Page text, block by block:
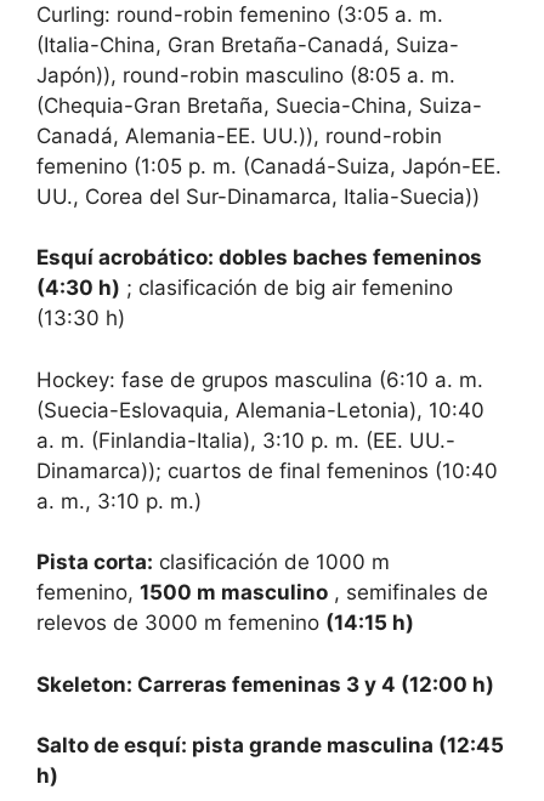
Curling: round-robin femenino (3:05 a. m.
(Italia-China, Gran Bretaña-Canadá, Suiza-
Japón)), round-robin masculino (8:05 a. m.
(Chequia-Gran Bretaña, Suecia-China, Suiza-
Canadá, Alemania-EE. UU.)), round-robin
femenino (1:05 ​​p. m. (Canadá-Suiza, Japón-EE.
UU., Corea del Sur-Dinamarca, Italia-Suecia))
Esquí acrobático: dobles baches femeninos
(4:30 h) ; clasificación de big air femenino
(13:30 h)
Hockey: fase de grupos masculina (6:10 a. m.
(Suecia-Eslovaquia, Alemania-Letonia), 10:40
a. m. (Finlandia-Italia), 3:10 p. m. (EE. UU.-
Dinamarca)); cuartos de final femeninos (10:40
a. m., 3:10 p. m.)
Pista corta: clasificación de 1000 m
femenino, 1500 m masculino , semifinales de
relevos de 3000 m femenino (14:15 h)
Skeleton: Carreras femeninas 3 y 4 (12:00 h)
Salto de esquí: pista grande masculina (12:45
h)